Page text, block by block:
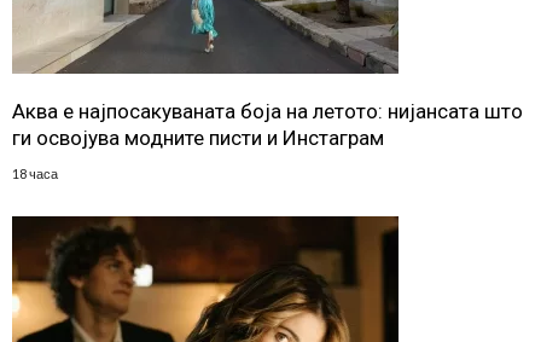
Аква е најпосакуваната боја на летото: нијансата што
ги освојува модните писти и Инстаграм
18 часа